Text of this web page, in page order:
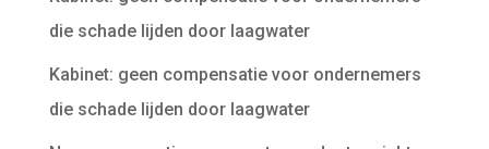
die schade lijden door laagwater
Kabinet: geen compensatie voor ondernemers
die schade lijden door laagwater